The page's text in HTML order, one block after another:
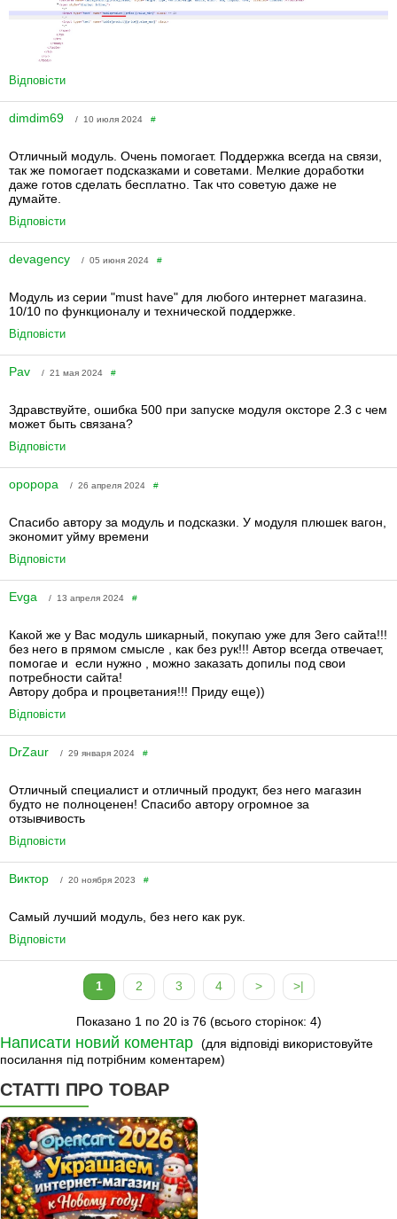
Відповісти
dimdim69 / 10 июля 2024 #
Отличный модуль. Очень помогает. Поддержка всегда на связи,
так же помогает подсказками и советами. Мелкие доработки
даже готов сделать бесплатно. Так что советую даже не
думайте.
Відповісти
devagency / 05 июня 2024 #
Модуль из серии "must have" для любого интернет магазина.
10/10 по функционалу и технической поддержке.
Відповісти
Pav / 21 мая 2024 #
Здравствуйте, ошибка 500 при запуске модуля оксторе 2.3 с чем
может быть связана?
Відповісти
opopopa / 26 апреля 2024 #
Спасибо автору за модуль и подсказки. У модуля плюшек вагон,
экономит уйму времени
Відповісти
Evga / 13 апреля 2024 #
Какой же у Вас модуль шикарный, покупаю уже для 3его сайта!!!
без него в прямом смысле , как без рук!!! Автор всегда отвечает,
помогае и если нужно , можно заказать допилы под свои
потребности сайта!
Автору добра и процветания!!! Приду еще))
Відповісти
DrZaur / 29 января 2024 #
Отличный специалист и отличный продукт, без него магазин
будто не полноценен! Спасибо автору огромное за
отзывчивость
Відповісти
Виктор / 20 ноября 2023 #
Самый лучший модуль, без него как рук.
Відповісти
1 2 3 4 > >|
Показано 1 по 20 із 76 (всього сторінок: 4)
Написати новий коментар (для відповіді використовуйте
посилання під потрібним коментарем)
СТАТТІ ПРО ТОВАР